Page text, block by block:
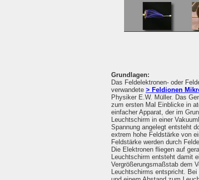
Grundlagen:
Das Feldelektronen- oder
verwandete > Feldionen
Physiker E.W. Müller. Das
zum ersten Mal Einblicke in
einfacher Apparat, der im
Leuchtschirm in einer
Spannung angelegt entsteht
extrem hohe Feldstärke von
Feldstärke werden durch
Die Elektronen fliegen auf
Leuchtschirm entsteht damit
Vergrößerungsmaßstab dem
Leuchtschirms entspricht.